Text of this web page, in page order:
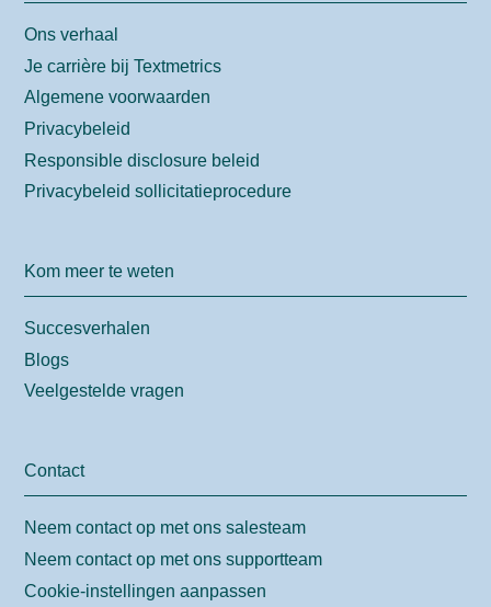
Ons verhaal
Je carrière bij Textmetrics
Algemene voorwaarden
Privacybeleid
Responsible disclosure beleid
Privacybeleid sollicitatieprocedure
Kom meer te weten
Succesverhalen
Blogs
Veelgestelde vragen
Contact
Neem contact op met ons salesteam
Neem contact op met ons supportteam
Cookie-instellingen aanpassen